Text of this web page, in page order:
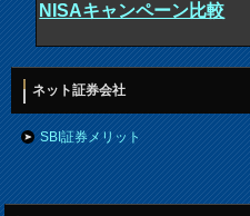
NISAキャンペーン比較
ネット証券会社
SBI証券メリット